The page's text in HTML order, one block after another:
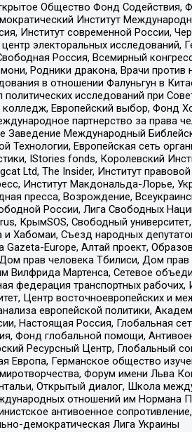
Общество Фонд
Институт
Институт современной России,
электоральных исследований,
Россия, Всемирный
Родники дракона, Врачи против
в отношении Фалуньгун в
исследований при
Европейский выбор, Фонд
партнерство за права
Заведение Международный
Технологии, Европейская сеть
IStories fonds, Королевский
Ltd, The Insider, Институт
Институт Макдональда-Лорье,
пресса, Возрождение,
России, Лига Свободных
КрымSOS, Свободный
Хабомаи, Съезд народных
Gazeta-Europe, Алтай проект,
прав человека Тбилиси, Дом
Вилфрида Мартенса, Сетевое
федерация транспортных
Центр восточноевропейских
европейской политики,
Настоящая Россия, Глобальная
Фонд глобальной помощи,
Ресурсный Центр, Глобальный
Европа, Германское общество
Форум имени Льва
Открытый диалог, Школа
отношений им Нормана
антивоенное
демократическая Лига Украины